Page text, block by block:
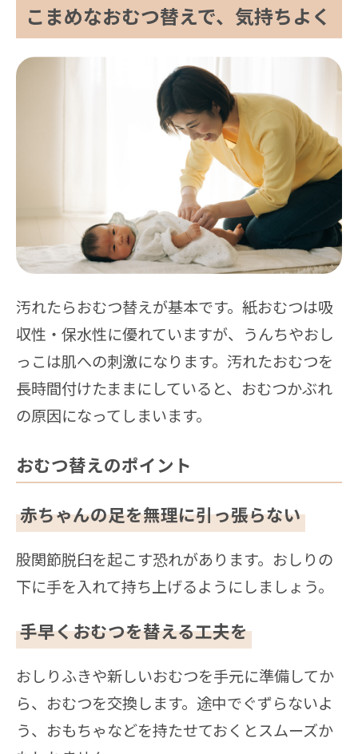
こまめなおむつ替えで、気持ちよく
汚れたらおむつ替えが基本です。紙おむつは吸
収性・保水性に優れていますが、うんちやおし
っこは肌への刺激になります。汚れたおむつを
長時間付けたままにしていると、おむつかぶれ
の原因になってしまいます。
おむつ替えのポイント
赤ちゃんの足を無理に引っ張らない
股関節脱臼を起こす恐れがあります。おしりの
下に手を入れて持ち上げるようにしましょう。
手早くおむつを替える工夫を
おしりふきや新しいおむつを手元に準備してか
ら、おむつを交換します。途中でぐずらないよ
う、おもちゃなどを持たせておくとスムーズか